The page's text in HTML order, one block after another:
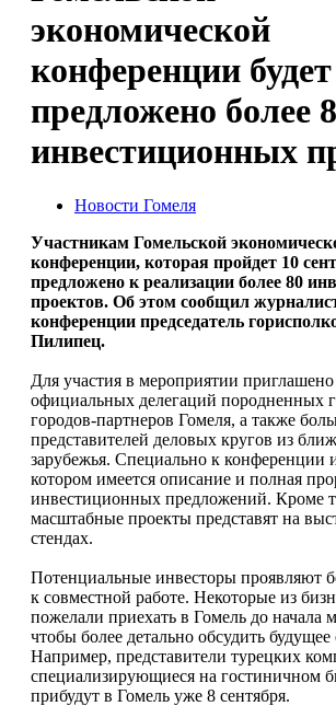
экономической
конференции будет
предложено более
инвестиционных
Новости Гомеля
Участникам Гомельской
конференции, которая пройдет 10
предложено к реализации более 80
проектов. Об этом сообщил
конференции председатель
Пилипец.
Для участия в мероприятии приглашено
официальных делегаций породненных
городов-партнеров Гомеля, а также
представителей деловых кругов из
зарубежья. Специально к конференции
котором имеется описание и полная
инвестиционных предложений. Кроме
масштабные проекты представят на
стендах.
Потенциальные инвесторы проявляют
к совместной работе. Некоторые из
пожелали приехать в Гомель до начала
чтобы более детально обсудить будущее
Например, представители турецких
специализирующиеся на гостиничном
прибудут в Гомель уже 8 сентября.